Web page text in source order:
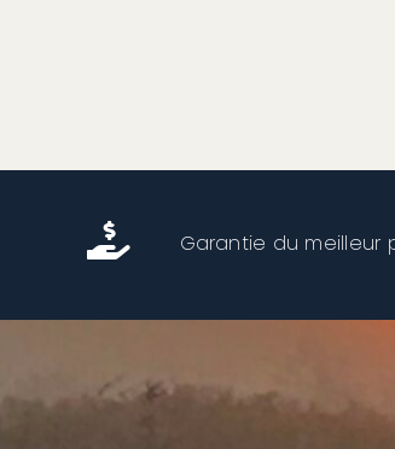
Garantie du meilleur